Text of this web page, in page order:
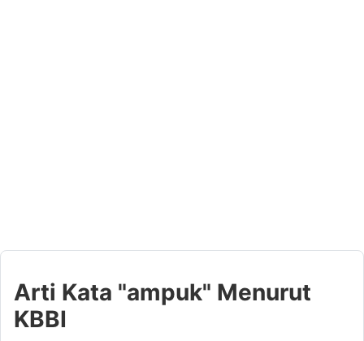
Arti Kata "ampuk" Menurut
KBBI